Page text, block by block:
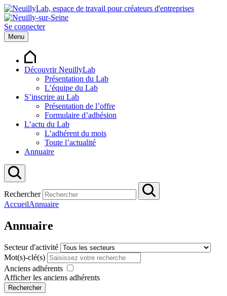
Se connecter
Menu
Découvrir NeuillyLab
Présentation du Lab
L’équipe du Lab
S’inscrire au Lab
Présentation de l’offre
Formulaire d’adhésion
L’actu du Lab
L’adhérent du mois
Toute l’actualité
Annuaire
Rechercher
AccueilAnnuaire
Annuaire
Secteur d'activité
Mot(s)-clé(s)
Anciens adhérents
Afficher les anciens adhérents
Rechercher